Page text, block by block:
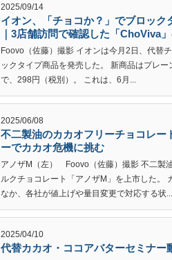
2025/09/14
イオン、「チョコか？」でブロッ
｜3店舗訪問で確認した「ChoViva
Foovo（佐藤）撮影 イオンは今月2日、代替
ックタイプ商品を発売した。 新商品はプレ
で、298円（税別）。 これは、6月...
2025/06/08
不二製油のカカオフリーチョコレ
ーでカカオ危機に挑む
アノザM（左） Foovo（佐藤）撮影 不二製
ルクチョコレート「アノザM」を上市した。
なか、各社が値上げや量目変更で対応する状...
2025/04/10
代替カカオ・ココアバターセミナー